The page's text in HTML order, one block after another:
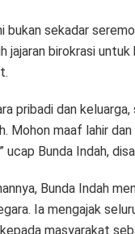
bukan sekadar
jajaran birokrasi
pribadi dan
Mohon maaf lahir
ucap Bunda Indah,
Bunda Indah
Ia mengajak
masyarakat